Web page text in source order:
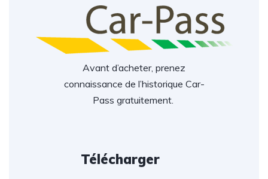
Avant d’acheter, prenez
connaissance de l’historique Car-
Pass gratuitement.
Télécharger